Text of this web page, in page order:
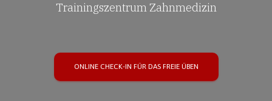
Trainingszentrum Zahnmedizin
ONLINE CHECK-IN FÜR DAS FREIE ÜBEN